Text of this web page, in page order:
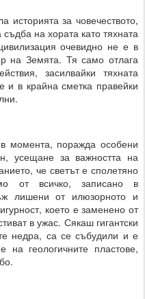
историята за човечеството,
на хората като тяхната
очевидно не е в
на Земята. Тя само отлага
засилвайки тяхната
в крайна сметка правейки
момента, поражда особени
усещане за важността на
че светът е сполетяно
от всичко, записано в
лишени от илюзорното и
което е заменено от
в ужас. Сякаш гигантски
недра, са се събудили и е
на геологичните пластове,